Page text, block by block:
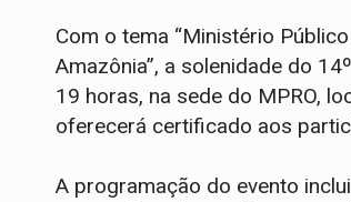
Com o tema “Ministério
Amazônia”, a solenidade do
19 horas, na sede do MPRO,
oferecerá certificado aos
A programação do evento